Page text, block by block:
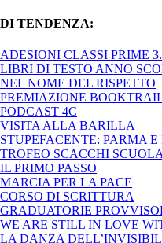
DI TENDENZA:
ADESIONI CLASSI PRIME
LIBRI DI TESTO ANNO
NEL NOME DEL RISPETTO
PREMIAZIONE
PODCAST 4C
VISITA ALLA BARILLA
STUPEFACENTE: PARMA
TROFEO SCACCHI
IL PRIMO PASSO
MARCIA PER LA PACE
CORSO DI SCRITTURA
GRADUATORIE
WE ARE STILL IN LOVE
LA DANZA